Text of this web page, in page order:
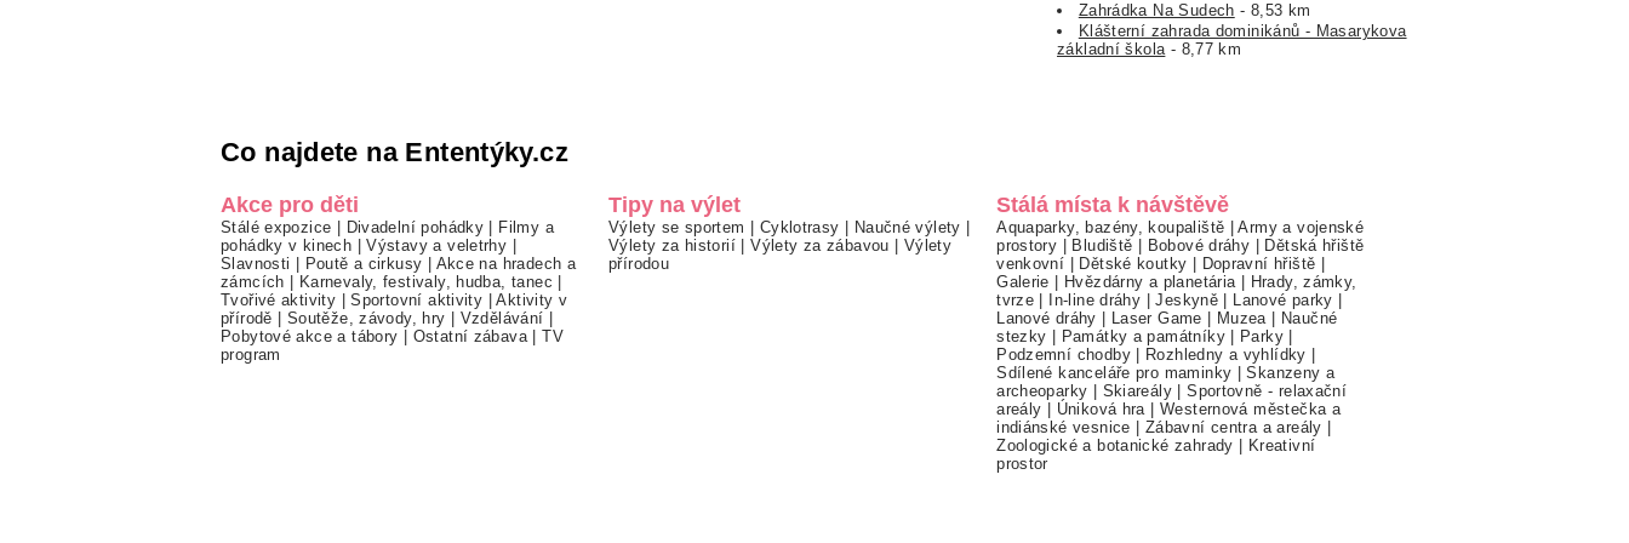
Zahrádka Na Sudech - 8,53 km
Klášterní zahrada dominikánů - Masarykova
základní škola- 8,77 km
Co najdete na Ententýky.cz
Akce pro děti
Stálé expozice | Divadelní pohádky | Filmy a
pohádky v kinech |Výstavy a veletrhy |
Slavnosti | Poutě a cirkusy | Akce na hradech a
zámcích | Karnevaly, festivaly, hudba, tanec |
Tvořivé aktivity |Sportovní aktivity |Aktivity v
přírodě | Soutěže, závody, hry | Vzdělávání |
Pobytové akce a tábory | Ostatní zábava |TV
program
Tipy na výlet
Výlety se sportem | Cyklotrasy | Naučné výlety |
Výlety za historií |Výlety za zábavou | Výlety
přírodou
Stálá místa k návštěvě
Aquaparky, bazény, koupaliště |Army a vojenské
prostory | Bludiště | Bobové dráhy | Dětská hřiště
venkovní | Dětské koutky | Dopravní hřiště |
Galerie | Hvězdárny a planetária | Hrady, zámky,
tvrze | In-line dráhy |Jeskyně | Lanové parky |
Lanové dráhy | Laser Game | Muzea | Naučné
stezky | Památky a památníky| Parky |
Podzemní chodby| Rozhledny a vyhlídky |
Sdílené kanceláře pro maminky |Skanzeny a
archeoparky | Skiareály |Sportovně - relaxační
areály | Úniková hra |Westernová městečka a
indiánské vesnice | Zábavní centra a areály |
Zoologické a botanické zahrady | Kreativní
prostor